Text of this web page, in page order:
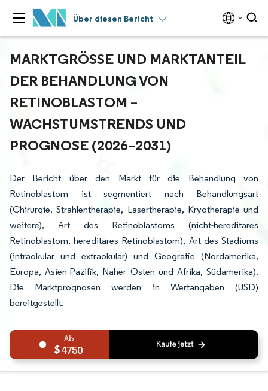
Über diesen Bericht
MARKTGRÖSSE UND MARKTANTEIL D
ER BEHANDLUNG VON R
ETINOBLASTOM – W
ACHSTUMSTRENDS UND P
ROGNOSE (2026–2031)
Der Bericht über den Markt für die Behandlung von
Retinoblastom ist segmentiert nach Behandlungsart
(Chirurgie, Strahlentherapie, Lasertherapie, Kryotherapie und
weitere), Art des Retinoblastoms (nicht-hereditäres
Retinoblastom, hereditäres Retinoblastom), Art des Stadiums
(intraokular und extraokular) und Geografie (Nordamerika,
Europa, Asien-Pazifik, Naher Osten und Afrika, Südamerika).
Die Marktprognosen werden in Wertangaben (USD)
bereitgestellt.
4750